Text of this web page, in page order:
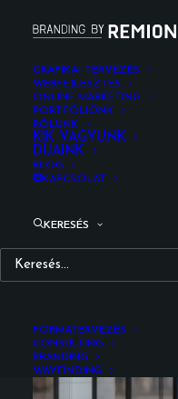
GRAFIKAI TERVEZÉS
WEBFEJLESZTÉS
ONLINE MARKETING
PORTFÓLIÓNK
RÓLUNK
KIK VAGYUNK
DÍJAINK
BLOG
KAPCSOLAT
KERESÉS
FORMATERVEZÉS
CONSULTING
BRANDING
WAYFINDING
GOBUDA
kiosk UI/UX